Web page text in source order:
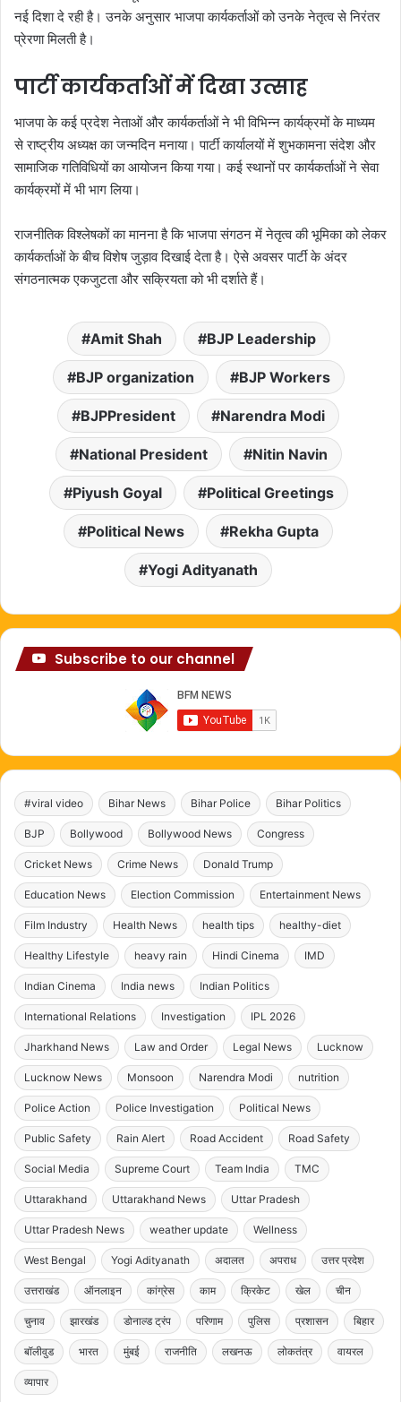
नई दिशा दे रही है। उनके अनुसार भाजपा कार्यकर्ताओं को उनके नेतृत्व से निरंतर
प्रेरणा मिलती है।
पार्टी कार्यकर्ताओं में दिखा उत्साह
भाजपा के कई प्रदेश नेताओं और कार्यकर्ताओं ने भी विभिन्न कार्यक्रमों के माध्यम
से राष्ट्रीय अध्यक्ष का जन्मदिन मनाया। पार्टी कार्यालयों में शुभकामना संदेश और
सामाजिक गतिविधियों का आयोजन किया गया। कई स्थानों पर कार्यकर्ताओं ने सेवा
कार्यक्रमों में भी भाग लिया।
राजनीतिक विश्लेषकों का मानना है कि भाजपा संगठन में नेतृत्व की भूमिका को लेकर
कार्यकर्ताओं के बीच विशेष जुड़ाव दिखाई देता है। ऐसे अवसर पार्टी के अंदर
संगठनात्मक एकजुटता और सक्रियता को भी दर्शाते हैं।
Amit Shah BJP Leadership
BJP organization BJP Workers
BJPPresident Narendra Modi
National President Nitin Navin
Piyush Goyal Political Greetings
Political News Rekha Gupta
Yogi Adityanath
Subscribe to our channel
#viral video Bihar News Bihar Police Bihar Politics
BJP Bollywood Bollywood News Congress
Cricket News Crime News Donald Trump
Education News Election Commission Entertainment News
Film Industry Health News health tips healthy-diet
Healthy Lifestyle heavy rain Hindi Cinema IMD
Indian Cinema India news Indian Politics
International Relations Investigation IPL 2026
Jharkhand News Law and Order Legal News Lucknow
Lucknow News Monsoon Narendra Modi nutrition
Police Action Police Investigation Political News
Public Safety Rain Alert Road Accident Road Safety
Social Media Supreme Court Team India TMC
Uttarakhand Uttarakhand News Uttar Pradesh
Uttar Pradesh News weather update Wellness
West Bengal Yogi Adityanath अदालत अपराध उत्तर प्रदेश
उत्तराखंड ऑनलाइन कांग्रेस काम क्रिकेट खेल चीन
चुनाव झारखंड डोनाल्ड ट्रंप परिणाम पुलिस प्रशासन बिहार
बॉलीवुड भारत मुंबई राजनीति लखनऊ लोकतंत्र वायरल
व्यापार